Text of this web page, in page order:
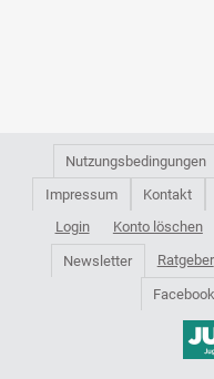
Nutzungsbedingungen
Impressum
Kontakt
Login
Konto löschen
Newsletter Ratgeber
Facebook